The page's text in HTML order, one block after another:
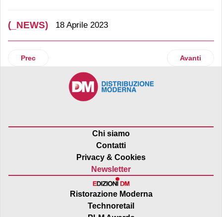
(_NEWS) 18 Aprile 2023
Articolo precedente: Compagnia dei Caraibi: contratto
Prec Articolo
Avanti
Chi siamo
Contatti
Privacy & Cookies
Newsletter
Ristorazione Moderna
Technoretail